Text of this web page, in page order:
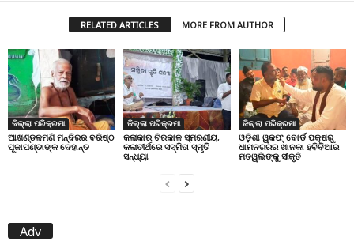
RELATED ARTICLES MORE FROM AUTHOR
ଜିଲ୍ଲା ପରିକ୍ରମା
ଆଖଣ୍ଡଳମଣି ମନ୍ଦିରର ବରିଷ୍ଠ
ପୂଜାପଣ୍ଡାଙ୍କ ଦେହାନ୍ତ
ଜିଲ୍ଲା ପରିକ୍ରମା
କଳାକାର ଚିରକାଳ ସ୍ମରଣୀୟ,
କଳାତୀର୍ଥରେ ସସ୍ମିତା ସ୍ମୃତି
ସନ୍ଧ୍ୟା
ଜିଲ୍ଲା ପରିକ୍ରମା
ଓଡ଼ିଶା ୱକଫ୍ ବୋର୍ଡ ପକ୍ଷରୁ
ଧାମନଗରର ଖାନକା ହବିବିଆର
ମତୱଲିଙ୍କୁ ସୀକୃତି
Adv